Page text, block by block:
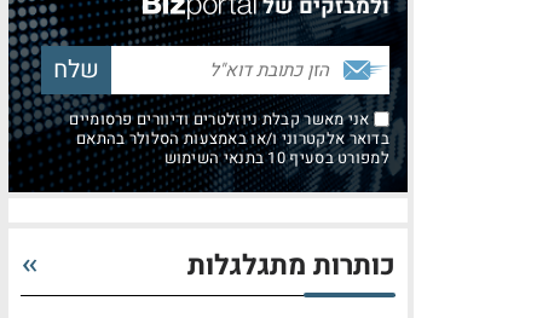
ולמבזקים של
אני מאשר קבלת ניוזלטרים ודיוורים פרסומיים
בדואר אלקטרוני ו/או באמצעות הסלולר בהתאם
למפורט בסעיף 10 בתנאי השימוש
כותרות מתגלגלות